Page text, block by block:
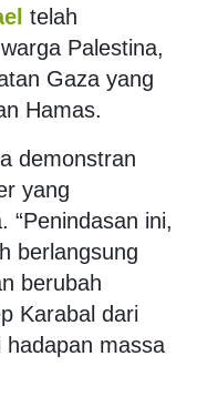
telah
Palestina,
Gaza yang
Hamas.
demonstran
yang
“Penindasan ini,
berlangsung
berubah
Karabal dari
hadapan massa